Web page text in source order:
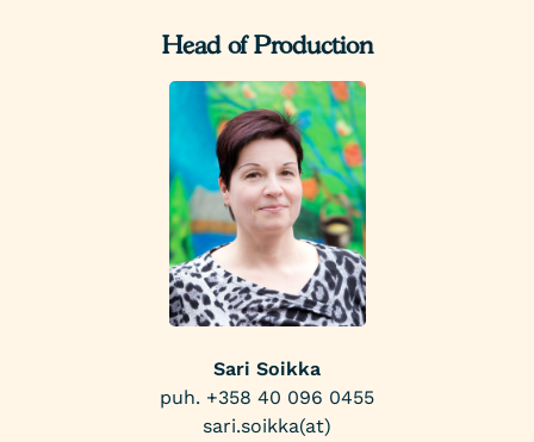
Head of Production
Sari Soikka
puh. +358 40 096 0455
sari.soikka(at)